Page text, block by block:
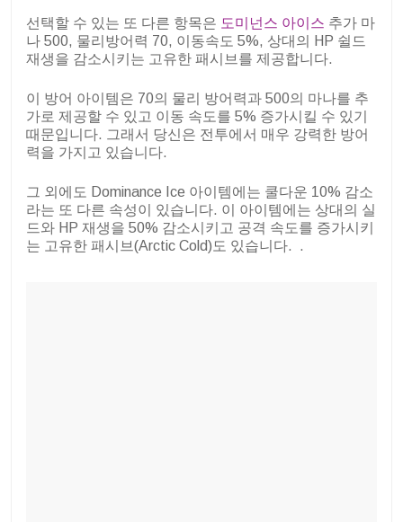
선택할 수 있는 또 다른 항목은 도미넌스 아이스 추가 마
나 500, 물리방어력 70, 이동속도 5%, 상대의 HP 쉴드
재생을 감소시키는 고유한 패시브를 제공합니다.
이 방어 아이템은 70의 물리 방어력과 500의 마나를 추
가로 제공할 수 있고 이동 속도를 5% 증가시킬 수 있기
때문입니다. 그래서 당신은 전투에서 매우 강력한 방어
력을 가지고 있습니다.
그 외에도 Dominance Ice 아이템에는 쿨다운 10% 감소
라는 또 다른 속성이 있습니다. 이 아이템에는 상대의 실
드와 HP 재생을 50% 감소시키고 공격 속도를 증가시키
는 고유한 패시브(Arctic Cold)도 있습니다. ​​​​​​​​​​​​​​​​​​​​​​​​​​​​​​​​​​​​​​​​​​​​​​​​​​ .